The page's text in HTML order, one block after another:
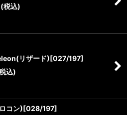
(税込)
リザード)[027/197]
込)
コン)[028/197]